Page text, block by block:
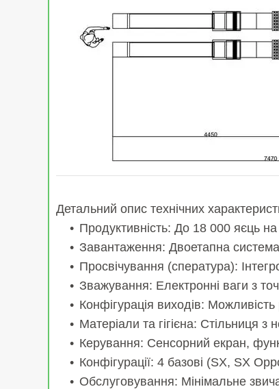
Детальний опис технічних
Продуктивність: До 18 000 яєць
Завантаження: Двоетапна
Просвічування (спература):
Зважування: Електронні ваги з
Конфігурація виходів:
Матеріали та гігієна: Стільниця
Керування: Сенсорний екран,
Конфігурації: 4 базові (SX, SX
Обслуговування: Мінімальне